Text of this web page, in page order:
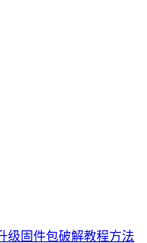
级固件包破解教程方法